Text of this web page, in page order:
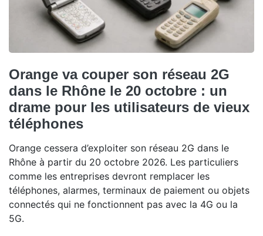
Orange va couper son réseau 2G
dans le Rhône le 20 octobre : un
drame pour les utilisateurs de vieux
téléphones
Orange cessera d’exploiter son réseau 2G dans le
Rhône à partir du 20 octobre 2026. Les particuliers
comme les entreprises devront remplacer les
téléphones, alarmes, terminaux de paiement ou objets
connectés qui ne fonctionnent pas avec la 4G ou la
5G.